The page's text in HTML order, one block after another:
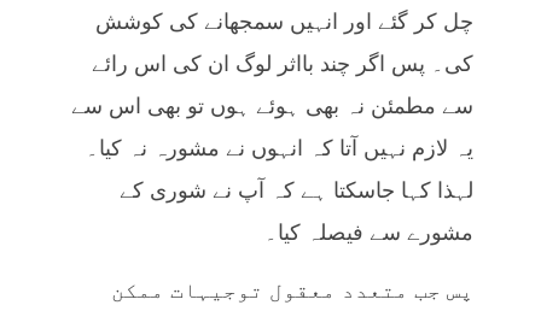
چل کر گئے اور انہیں سمجھانے کی کوشش
کی۔ پس اگر چند بااثر لوگ ان کی اس رائے
سے مطمئن نہ بھی ہوئے ہوں تو بھی اس سے
یہ لازم نہیں آتا کہ انہوں نے مشورہ نہ کیا۔
لہذا کہا جاسکتا ہے کہ آپ نے شوری کے
مشورے سے فیصلہ کیا۔
پس جب متعدد معقول توجیہات ممکن